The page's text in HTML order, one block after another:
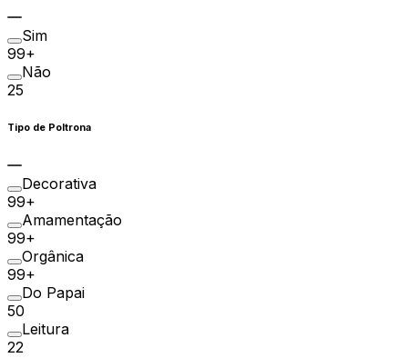
Sim
99+
Não
25
Tipo de Poltrona
Decorativa
99+
Amamentação
99+
Orgânica
99+
Do Papai
50
Leitura
22